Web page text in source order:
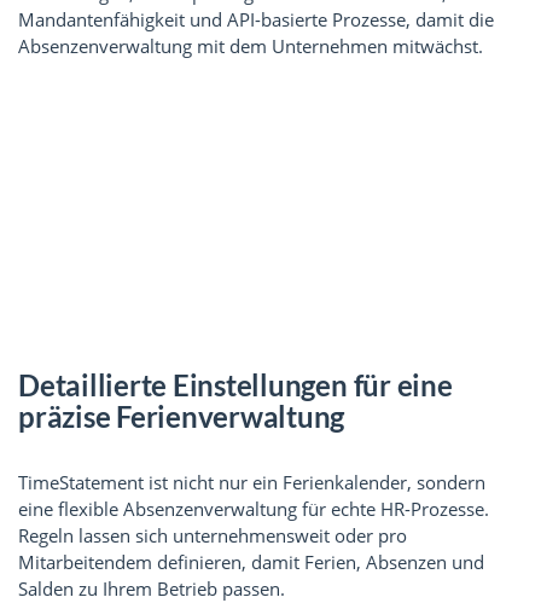
Mandantenfähigkeit und API-basierte Prozesse, damit die
Absenzenverwaltung mit dem Unternehmen mitwächst.
Detaillierte Einstellungen für eine
präzise Ferienverwaltung
TimeStatement ist nicht nur ein Ferienkalender, sondern
eine flexible Absenzenverwaltung für echte HR-Prozesse.
Regeln lassen sich unternehmensweit oder pro
Mitarbeitendem definieren, damit Ferien, Absenzen und
Salden zu Ihrem Betrieb passen.